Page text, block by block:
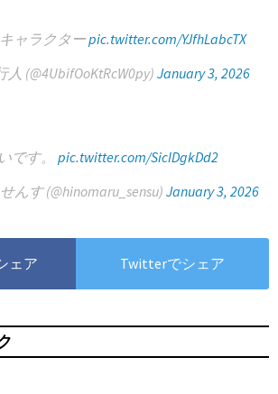
ャラクターpic.twitter.com/YJfhLabcTX
(@4UbifOoKtRcW0py) January 3, 2026
です。 pic.twitter.com/SicIDgkDd2
んす (@hinomaru_sensu) January 3, 2026
ェア Twitterでシェア